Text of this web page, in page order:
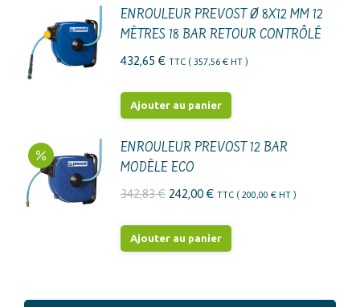
peuvent
être
du
a
plusieurs
variations.
être
ENROULEUR PREVOST Ø 8X12 MM 12
MÈTRES 18 BAR RETOUR CONTRÔLÉ
432,65 € TTC ( 357,56 € HT )
Ajouter au panier
ENROULEUR PREVOST 12 BAR
MODÈLE ECO
342,83€ Le
initial
242,00 €Le
actuel
TTC ( 200,00 € HT )
Ajouter au panier